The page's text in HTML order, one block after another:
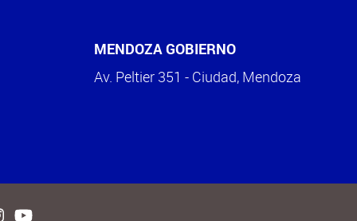
MENDOZA GOBIERNO
Av. Peltier 351 - Ciudad, Mendoza